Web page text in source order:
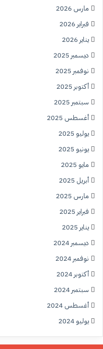
مارس 2026
فبراير 2026
يناير 2026
ديسمبر 2025
نوفمبر 2025
أكتوبر 2025
سبتمبر 2025
أغسطس 2025
يوليو 2025
يونيو 2025
مايو 2025
أبريل 2025
مارس 2025
فبراير 2025
يناير 2025
ديسمبر 2024
نوفمبر 2024
أكتوبر 2024
سبتمبر 2024
أغسطس 2024
يوليو 2024